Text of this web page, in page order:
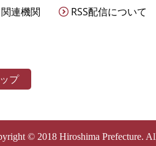
関連機関 RSS配信について
プ
© 2018 Hiroshima Prefecture.